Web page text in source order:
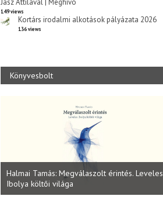
Jász Attilával | Meghívó
149 views
Kortárs irodalmi alkotások pályázata 2026
136 views
Könyvesbolt
Halmai Tamás: Megválaszolt érintés. Leveles
Ibolya költői világa